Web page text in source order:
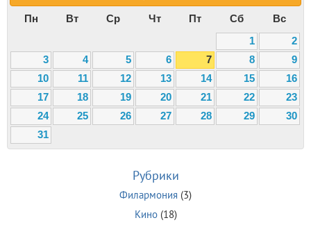
Пн Вт Ср Чт Пт Сб
Вс
1
2
3
4 5 6 7 8
9
10
11 12 13 14 15
16
17
18 19 20 21 22
23
24
25 26 27 28 29
30
31
Рубрики
Филармония (3)
Кино(18)